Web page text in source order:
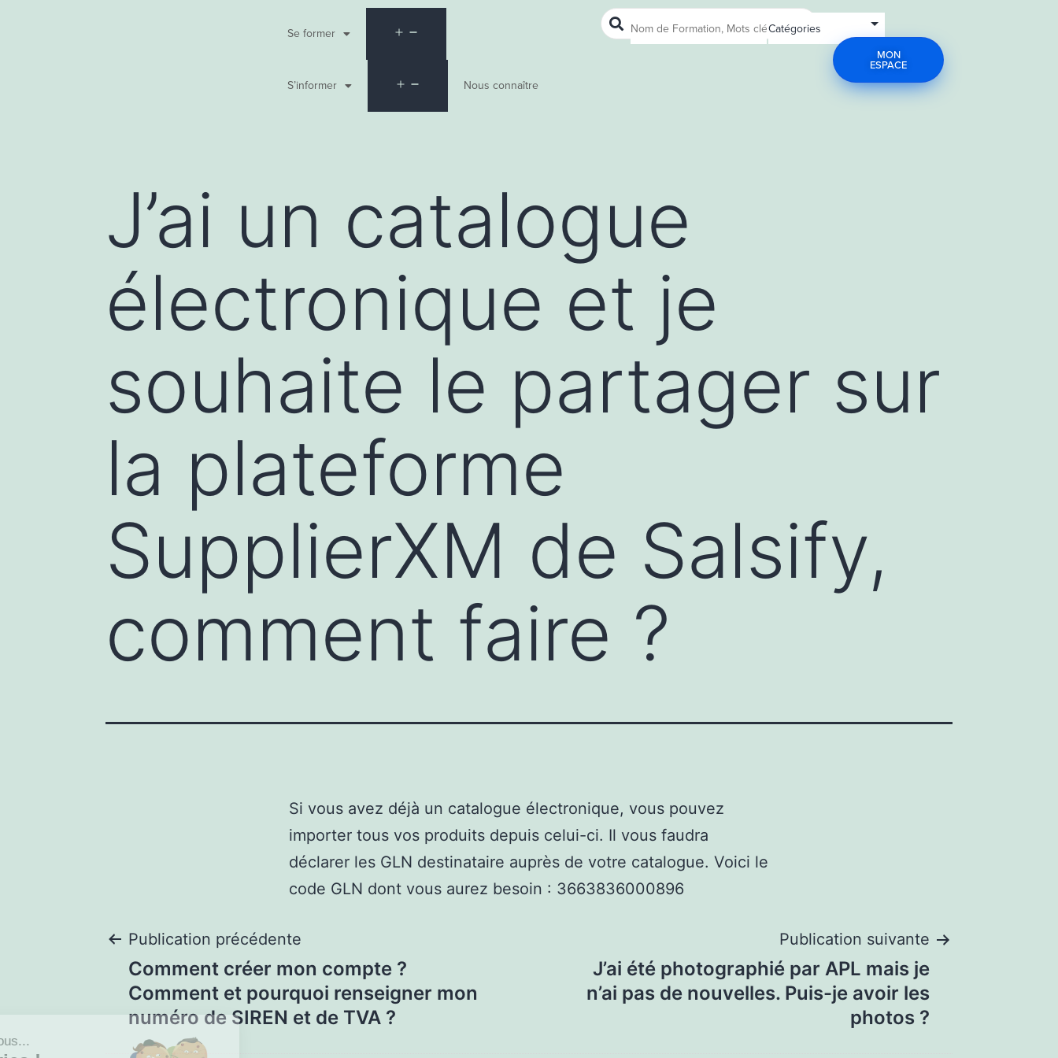
Se former
S’informer Nous connaître
MON
ESPACE
J’ai un catalogue
électronique et je
souhaite le partager sur
la plateforme
SupplierXM de Salsify,
comment faire ?
Si vous avez déjà un catalogue électronique, vous pouvez
importer tous vos produits depuis celui-ci. Il vous faudra
déclarer les GLN destinataire auprès de votre catalogue. Voici le
code GLN dont vous aurez besoin : 3663836000896
Publication précédente
Comment créer mon compte ?
Comment et pourquoi renseigner mon
numéro de SIREN et de TVA ?
Publication suivante
J’ai été photographié par APL mais je
n’ai pas de nouvelles. Puis-je avoir les
photos ?